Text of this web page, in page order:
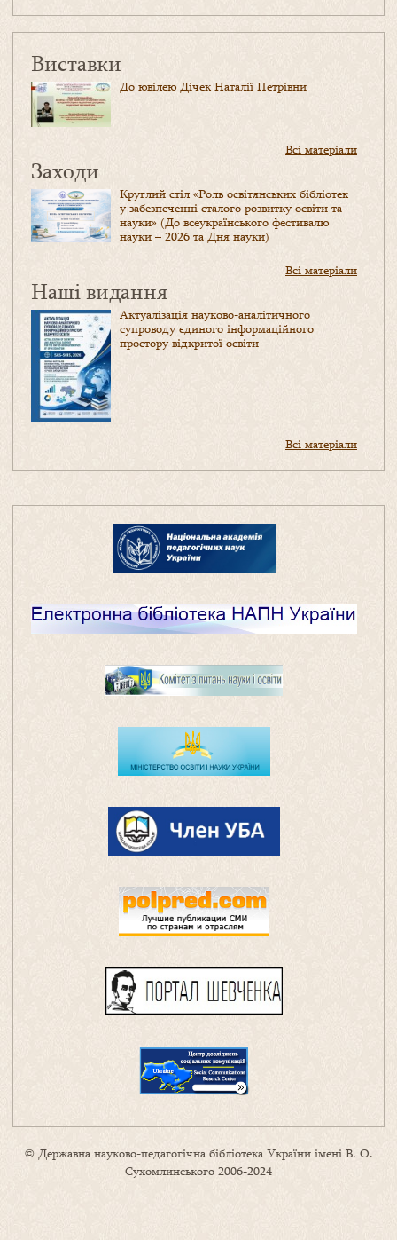
Виставки
До ювілею Дічек Наталії Петрівни
Всі матеріали
Заходи
Круглий стіл «Роль освітянських бібліотек
у забезпеченні сталого розвитку освіти та
науки» (До всеукраїнського фестивалю
науки – 2026 та Дня науки)
Всі матеріали
Наші видання
Актуалізація науково-аналітичного
супроводу єдиного інформаційного
простору відкритої освіти
Всі матеріали
© Державна науково-педагогічна бібліотека України імені В. О.
Сухомлинського 2006-2024